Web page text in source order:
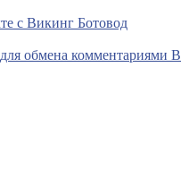
с Викинг Ботовод
обмена комментариями В